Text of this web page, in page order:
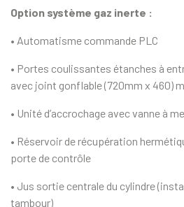
Option système gaz inerte :
• Automatisme commande PLC
• Portes coulissantes étanches à
avec joint gonflable (720mm x 460)
• Unité d’accrochage avec vanne à
• Réservoir de récupération
porte de contrôle
• Jus sortie centrale du cylindre
tambour)